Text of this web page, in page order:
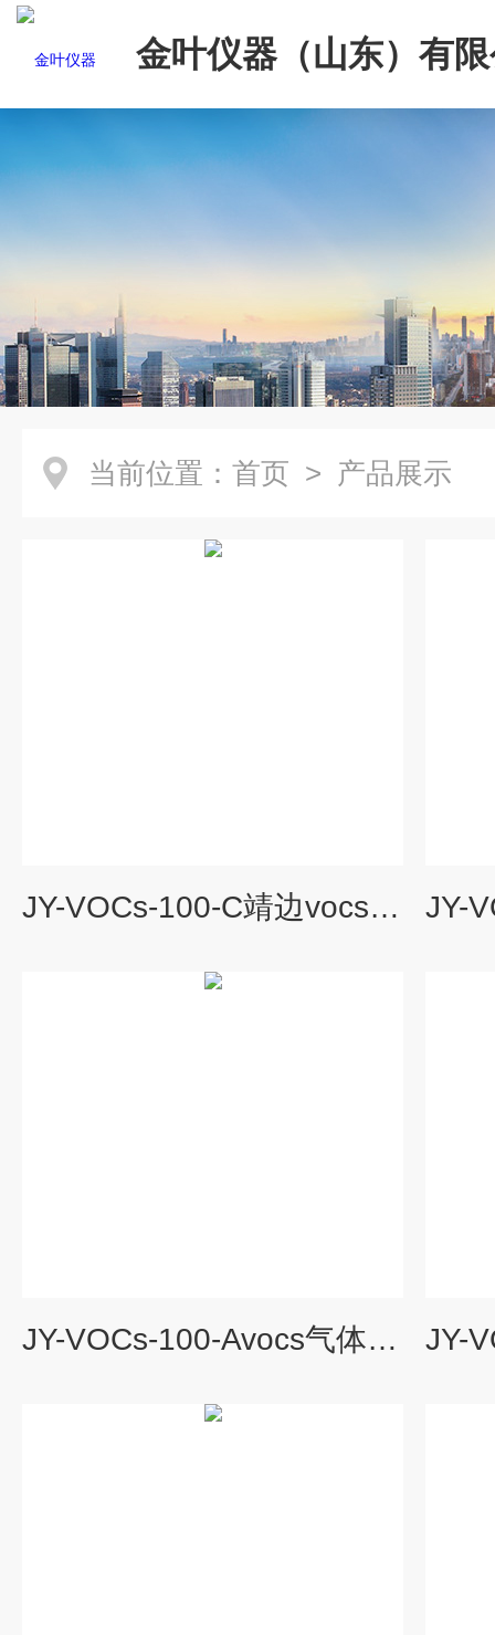
金叶仪器（山东）有
当前位置： 首页 > 产品展示
JY-VOCs-100-C靖边vocs在线监测系统经销商
JY-VOCs-100-Avocs气体监测仪器